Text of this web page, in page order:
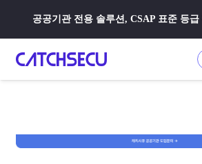
공공기관 전용 솔루션, CSAP 표준 등급